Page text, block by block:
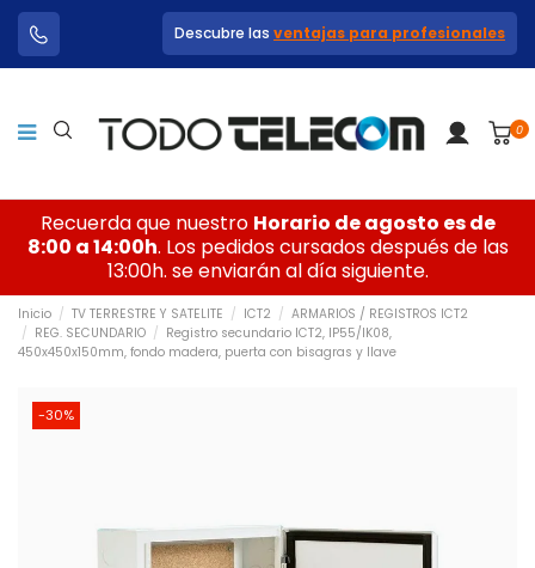
Descubre las ventajas para profesionales
0
Recuerda que nuestro Horario de agosto es de
8:00 a 14:00h. Los pedidos cursados después de las
13:00h. se enviarán al día siguiente.
Inicio TV TERRESTRE Y SATELITE ICT2
ARMARIOS / REGISTROS ICT2
REG. SECUNDARIO
Registro secundario ICT2, IP55/IK08,
450x450x150mm, fondo madera, puerta con bisagras y llave
-30%